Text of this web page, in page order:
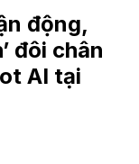
động,
đôi chân
AI tại